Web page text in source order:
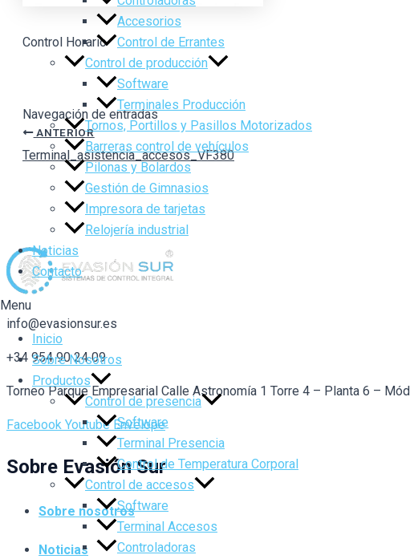
Accesorios
Control de Errantes
Control de producción
Software
Terminales Producción
Tornos, Portillos y Pasillos Motorizados
Barreras control de vehículos
Pilonas y Bolardos
Gestión de Gimnasios
Impresora de tarjetas
Relojería industrial
Noticias
Contacto
Menu
Inicio
Sobre Nosotros
Productos
Control de presencia
Software
Terminal Presencia
Control de Temperatura Corporal
Control de accesos
Software
Terminal Accesos
Controladoras
Control Horario
Navegación de entradas
ANTERIOR
Terminal_asistencia_accesos_VF380
info@evasionsur.es
+34 954 90 24 09
Torneo Parque Empresarial Calle Astronomía 1 Torre 4 – Planta 6 –
Facebook Youtube Envelope
Sobre Evasión Sur
Sobre nosotros
Noticias